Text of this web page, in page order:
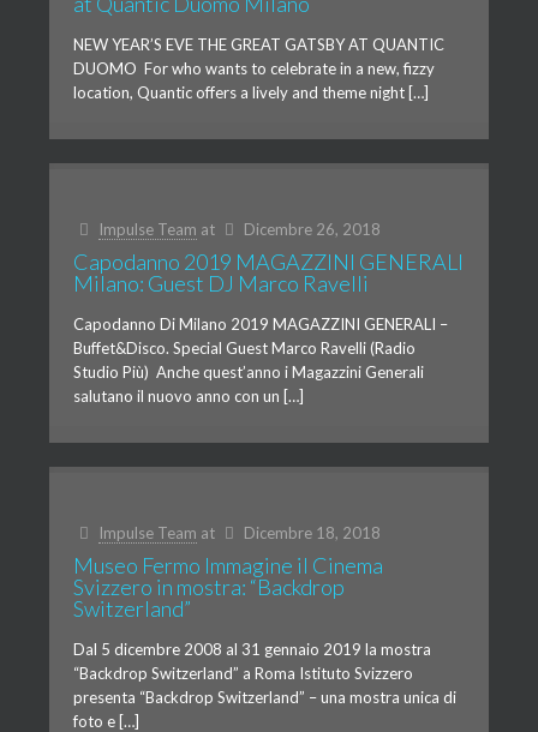
NEW YEAR’S EVE THE GREAT GATSBY AT QUANTIC
DUOMO For who wants to celebrate in a new, fizzy
location, Quantic offers a lively and theme night […]
Impulse Team at Dicembre 26, 2018
Capodanno 2019 MAGAZZINI GENERALI
Milano: Guest DJ Marco Ravelli
Capodanno Di Milano 2019 MAGAZZINI GENERALI –
Buffet&Disco. Special Guest Marco Ravelli (Radio
Studio Più) Anche quest’anno i Magazzini Generali
salutano il nuovo anno con un […]
Impulse Team at Dicembre 18, 2018
Museo Fermo Immagine il Cinema
Svizzero in mostra: “Backdrop
Switzerland”
Dal 5 dicembre 2008 al 31 gennaio 2019 la mostra
“Backdrop Switzerland” a Roma Istituto Svizzero
presenta “Backdrop Switzerland” – una mostra unica di
foto e […]